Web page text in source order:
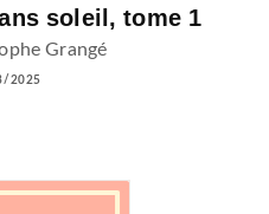
soleil, tome 1
Grangé
2025